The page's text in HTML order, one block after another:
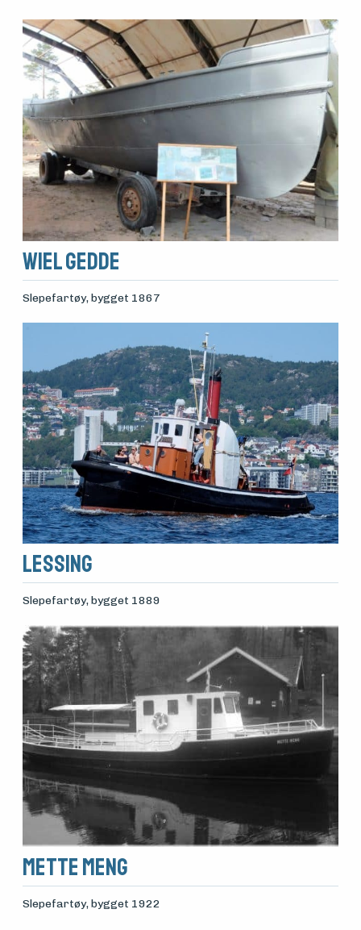
WIEL GEDDE
Slepefartøy, bygget 1867
LESSING
Slepefartøy, bygget 1889
Mette Meng
Slepefartøy, bygget 1922